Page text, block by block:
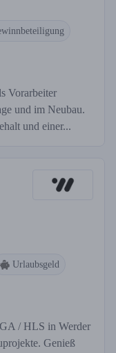
Vorarbeiter
und im Neubau.
und einer...
Urlaubsgeld
/ HLS in Werder
Genieß